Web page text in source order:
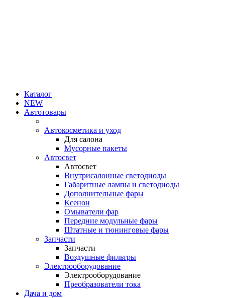
Каталог
NEW
Автотовары
Автокосметика и уход
Для салона
Мусорные пакеты
Автосвет
Автосвет
Внутрисалонные светодиоды
Габаритные лампы и светодиоды
Дополнительные фары
Ксенон
Омыватели фар
Передние модульные фары
Штатные и тюнинговые фары
Запчасти
Запчасти
Воздушные фильтры
Электрооборудование
Электрооборудование
Преобразователи тока
Дача и дом